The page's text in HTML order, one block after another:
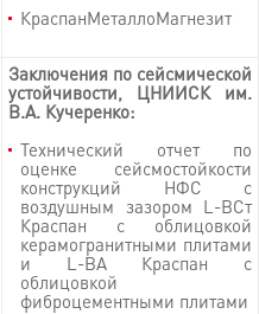
КраспанМеталлоМагнезит
Заключения по сейсмической
устойчивости, ЦНИИСК им.
В.А. Кучеренко:
Технический отчет по
оценке сейсмостойкости
конструкций НФС с
воздушным зазором L-ВСт
Краспан с облицовкой
керамогранитными плитами
и L-ВА Краспан с
облицовкой
фиброцементными плитами